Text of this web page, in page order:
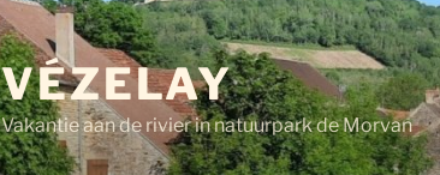
VÉZELAY
Vakantie aan de rivier in natuurpark de Morvan